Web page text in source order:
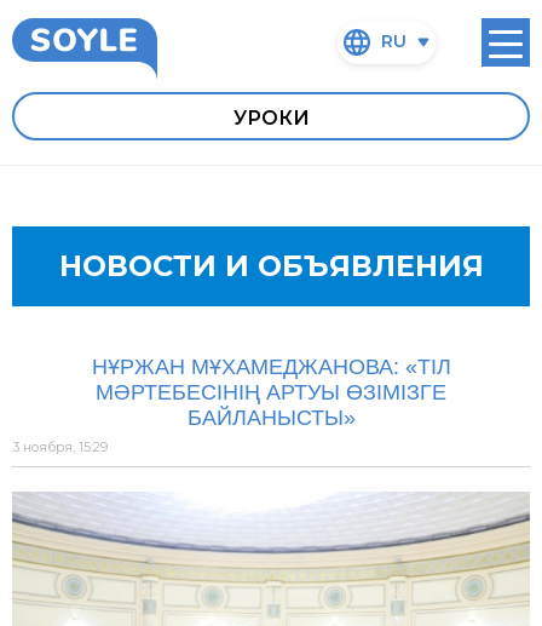
RU
УРОКИ
НОВОСТИ И ОБЪЯВЛЕНИЯ
НҰРЖАН МҰХАМЕДЖАНОВА: «ТІЛ
МӘРТЕБЕСІНІҢ АРТУЫ ӨЗІМІЗГЕ
БАЙЛАНЫСТЫ»
3 ноября, 15:29